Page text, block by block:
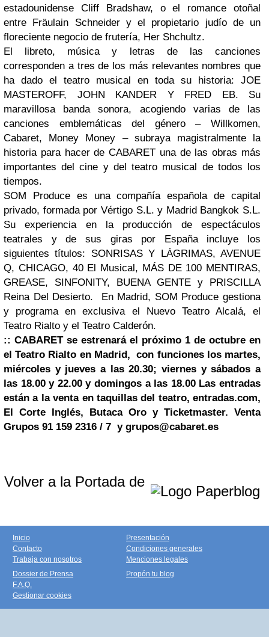
estadounidense Cliff Bradshaw, o el romance otoñal
entre Fräulain Schneider y el propietario judío de un
floreciente negocio de frutería, Her Shchultz.
El libreto, música y letras de las canciones
corresponden a tres de los más relevantes nombres que
ha dado el teatro musical en toda su historia: JOE
MASTEROFF, JOHN KANDER Y FRED EB. Su
maravillosa banda sonora, acogiendo varias de las
canciones emblemáticas del género – Willkomen,
Cabaret, Money Money – subraya magistralmente la
historia para hacer de CABARET una de las obras más
importantes del cine y del teatro musical de todos los
tiempos.
SOM Produce es una compañía española de capital
privado, formada por Vértigo S.L. y Madrid Bangkok S.L.
Su experiencia en la producción de espectáculos
teatrales y de sus giras por España incluye los
siguientes títulos: SONRISAS Y LÁGRIMAS, AVENUE
Q, CHICAGO, 40 El Musical, MÁS DE 100 MENTIRAS,
GREASE, SINFONITY, BUENA GENTE y PRISCILLA
Reina Del Desierto. En Madrid, SOM Produce gestiona
y programa en exclusiva el Nuevo Teatro Alcalá, el
Teatro Rialto y el Teatro Calderón.
:: CABARET se estrenará el próximo 1 de octubre en
el Teatro Rialto en Madrid, con funciones los martes,
miércoles y jueves a las 20.30; viernes y sábados a
las 18.00 y 22.00 y domingos a las 18.00 Las entradas
están a la venta en taquillas del teatro, entradas.com,
El Corte Inglés, Butaca Oro y Ticketmaster. Venta
Grupos 91 159 2316 / 7 y grupos@cabaret.es
Volver a la Portada de
Inicio
Contacto
Trabaja con nosotros
Presentación
Condiciones generales
Menciones legales
Dossier de Prensa
F.A.Q.
Gestionar cookies
Propón tu blog